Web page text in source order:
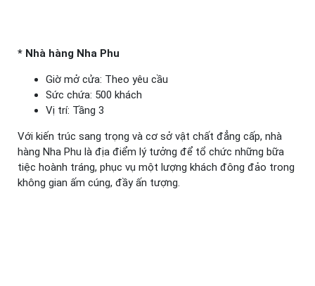
* Nhà hàng Nha Phu
Giờ mở cửa: Theo yêu cầu
Sức chứa: 500 khách
Vị trí: Tầng 3
Với kiến trúc sang trọng và cơ sở vật chất đẳng cấp, nhà
hàng Nha Phu là địa điểm lý tưởng để tổ chức những bữa
tiệc hoành tráng, phục vụ một lượng khách đông đảo trong
không gian ấm cúng, đầy ấn tượng.